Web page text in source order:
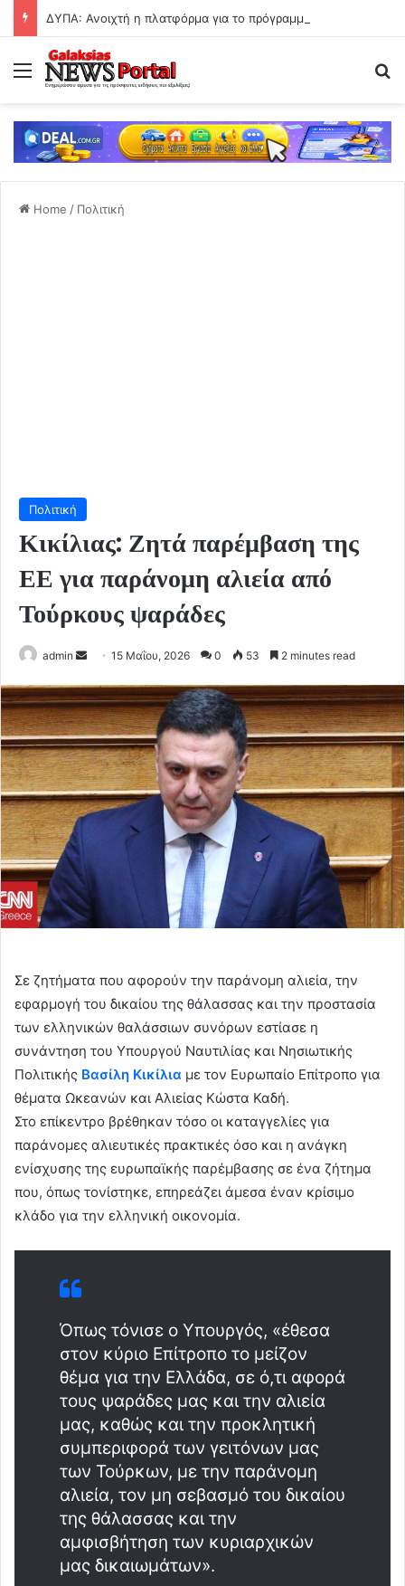
Menu
Home / Πολιτική
Πολιτική
Κικίλιας: Ζητά παρέμβαση της
ΕΕ για παράνομη αλιεία από
Τούρκους ψαράδες
admin
Send
email
15 Μαΐου, 2026 0 53 2 minutes read
Σε ζητήματα που αφορούν την παράνομη αλιεία, την
εφαρμογή του δικαίου της θάλασσας και την προστασία
των ελληνικών θαλάσσιων συνόρων εστίασε η
συνάντηση του Υπουργού Ναυτιλίας και Νησιωτικής
Πολιτικής Βασίλη Κικίλια με τον Ευρωπαίο Επίτροπο για
θέματα Ωκεανών και Αλιείας Κώστα Καδή.
Στο επίκεντρο βρέθηκαν τόσο οι καταγγελίες για
παράνομες αλιευτικές πρακτικές όσο και η ανάγκη
ενίσχυσης της ευρωπαϊκής παρέμβασης σε ένα ζήτημα
που, όπως τονίστηκε, επηρεάζει άμεσα έναν κρίσιμο
κλάδο για την ελληνική οικονομία.
Όπως τόνισε ο Υπουργός, «έθεσα
στον κύριο Επίτροπο το μείζον
θέμα για την Ελλάδα, σε ό,τι αφορά
τους ψαράδες μας και την αλιεία
μας, καθώς και την προκλητική
συμπεριφορά των γειτόνων μας
των Τούρκων, με την παράνομη
αλιεία, τον μη σεβασμό του δικαίου
της θάλασσας και την
αμφισβήτηση των κυριαρχικών
μας δικαιωμάτων».